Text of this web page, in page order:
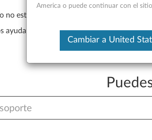
no está disponible en este momento.
ayudarlo a encontrar lo que está buscando.
America o puede continuar con el
Cambiar a United